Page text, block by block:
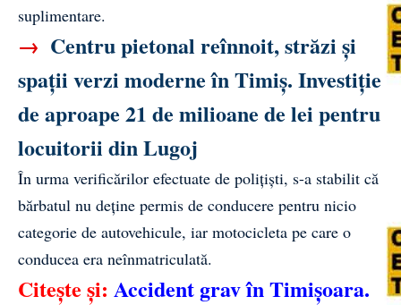
suplimentare.
→ Centru pietonal reînnoit, străzi și
spații verzi moderne în Timiș. Investiție
de aproape 21 de milioane de lei pentru
locuitorii din Lugoj
În urma verificărilor efectuate de polițiști, s-a stabilit că
bărbatul nu deține permis de conducere pentru nicio
categorie de autovehicule, iar motocicleta pe care o
conducea era neînmatriculată.
Citește și: Accident grav în Timișoara.